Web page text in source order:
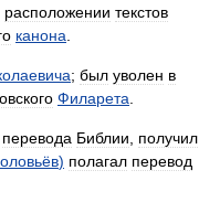
расположении текстов
канона
; был уволен в
Филарета
перевода Библии
получил
) полагал перевод